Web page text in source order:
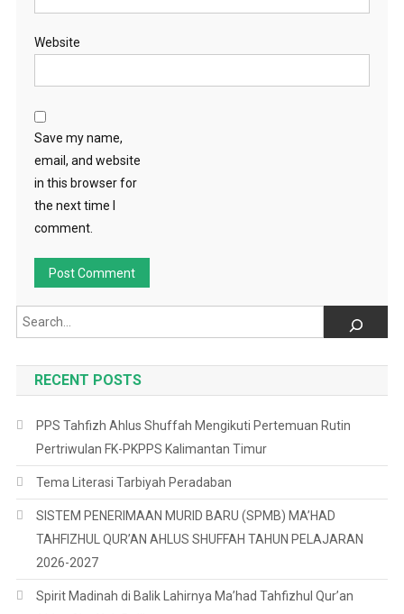
Website
Save my name,
email, and website
in this browser for
the next time I
comment.
Search
RECENT POSTS
PPS Tahfizh Ahlus Shuffah Mengikuti Pertemuan Rutin
Pertriwulan FK-PKPPS Kalimantan Timur
Tema Literasi Tarbiyah Peradaban
SISTEM PENERIMAAN MURID BARU (SPMB) MA’HAD
TAHFIZHUL QUR’AN AHLUS SHUFFAH TAHUN PELAJARAN
2026-2027
Spirit Madinah di Balik Lahirnya Ma’had Tahfizhul Qur’an